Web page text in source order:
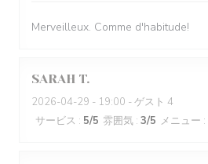
Merveilleux. Comme d'habitude!
SARAH T
2026-04-29 - 19:00 - ゲスト 4
サービス : 5/5 雰囲気 : 3/5 メニュー :